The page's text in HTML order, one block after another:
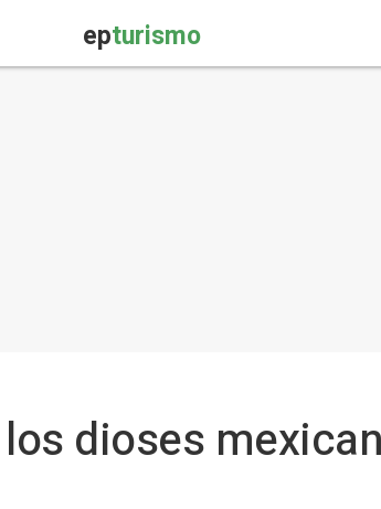
epturismo
dioses